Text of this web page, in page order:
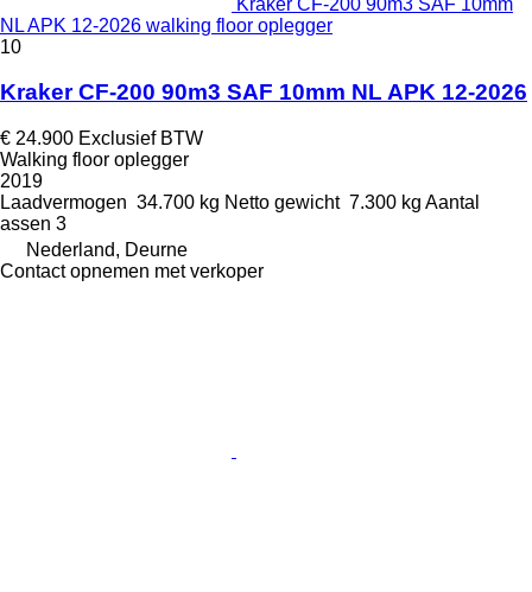
NL APK 12-2026 walking floor oplegger
10
Kraker CF-200 90m3 SAF 10mm NL APK 12-2026
€ 24.900 Exclusief BTW
Walking floor oplegger
2019
Laadvermogen 34.700 kg Netto gewicht 7.300 kg Aantal
assen 3
Nederland, Deurne
Contact opnemen met verkoper